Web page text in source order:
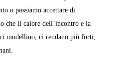
o possiamo accettare di
che il calore dell’incontro e la
modellino, ci rendano più forti,